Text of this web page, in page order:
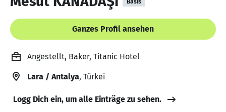
Ganzes Profil ansehen
Angestellt, Baker, Titanic Hotel
Lara / Antalya, Türkei
Logg Dich ein, um alle Einträge zu sehen.